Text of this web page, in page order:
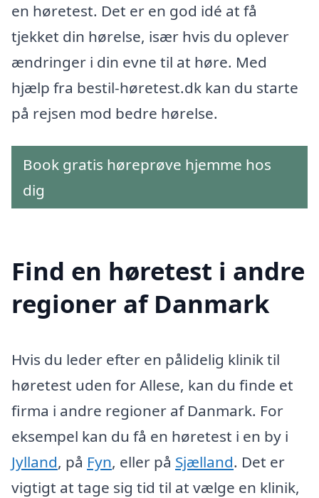
en høretest. Det er en god idé at få
tjekket din hørelse, især hvis du oplever
ændringer i din evne til at høre. Med
hjælp fra bestil-høretest.dk kan du starte
på rejsen mod bedre hørelse.
Book gratis høreprøve hjemme hos
dig
Find en høretest i andre
regioner af Danmark
Hvis du leder efter en pålidelig klinik til
høretest uden for Allese, kan du finde et
firma i andre regioner af Danmark. For
eksempel kan du få en høretest i en by i
Jylland, på Fyn, eller på Sjælland. Det er
vigtigt at tage sig tid til at vælge en klinik,